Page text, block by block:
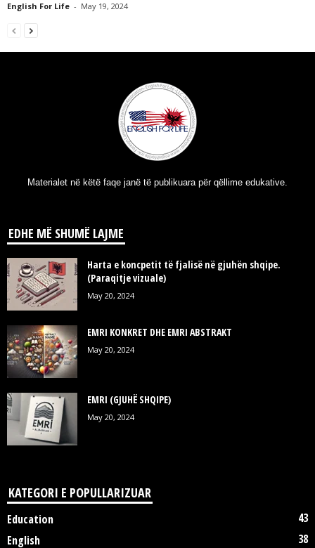
English For Life - May 19, 2024
Materialet në këtë faqe janë të publikuara për qëllime edukative.
EDHE MË SHUMË LAJME
Harta e koncpetit të fjalisë në gjuhën shqipe.
(Paraqitje vizuale)
May 20, 2024
EMRI KONKRET DHE EMRI ABSTRAKT
May 20, 2024
EMRI (GJUHË SHQIPE)
May 20, 2024
KATEGORI E POPULLARIZUAR
Education
43
English
38